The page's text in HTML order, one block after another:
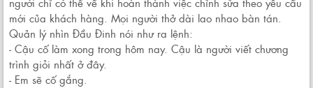
mới của khách hàng. Mọi người thở dài lao nhao bàn tán.
Quản lý nhìn Đầu Đinh nói như ra lệnh:
- Cậu cố làm xong trong hôm nay. Cậu là người viết chương
trình giỏi nhất ở đây.
- Em sẽ cố gắng.